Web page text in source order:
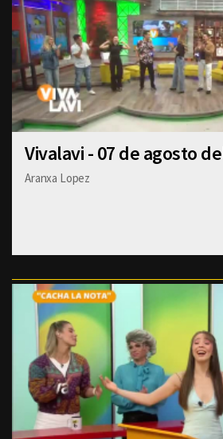
Vivalavi - 07 de agosto
Aranxa Lopez